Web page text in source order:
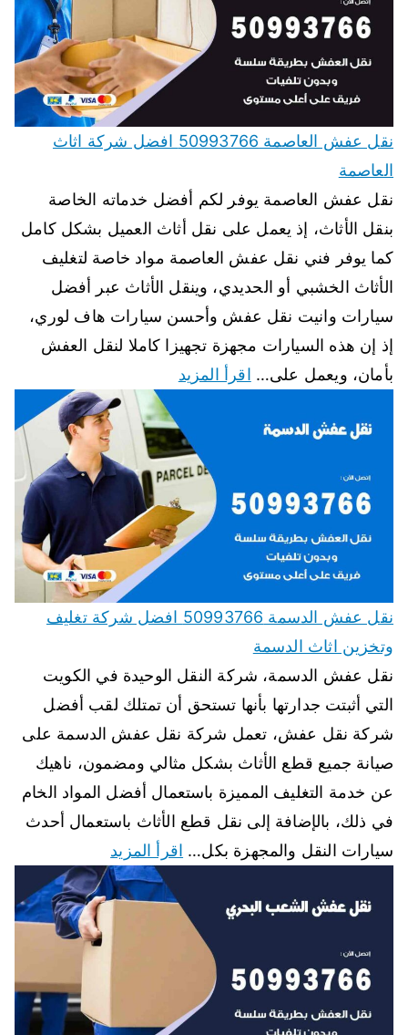
نقل عفش العاصمة 50993766 افضل شركة اثاث
العاصمة
نقل عفش العاصمة يوفر لكم أفضل خدماته الخاصة
بنقل الأثاث، إذ يعمل على نقل أثاث العميل بشكل كامل
كما يوفر فني نقل عفش العاصمة مواد خاصة لتغليف
الأثاث الخشبي أو الحديدي، وينقل الأثاث عبر أفضل
سيارات وانيت نقل عفش وأحسن سيارات هاف لوري،
إذ إن هذه السيارات مجهزة تجهيزا كاملا لنقل العفش
بأمان، ويعمل على… اقرأ المزيد
نقل عفش الدسمة 50993766 افضل شركة تغليف
وتخزين اثاث الدسمة
نقل عفش الدسمة، شركة النقل الوحيدة في الكويت
التي أثبتت جدارتها بأنها تستحق أن تمتلك لقب أفضل
شركة نقل عفش، تعمل شركة نقل عفش الدسمة على
صيانة جميع قطع الأثاث بشكل مثالي ومضمون، ناهيك
عن خدمة التغليف المميزة باستعمال أفضل المواد الخام
في ذلك، بالإضافة إلى نقل قطع الأثاث باستعمال أحدث
سيارات النقل والمجهزة بكل… اقرأ المزيد